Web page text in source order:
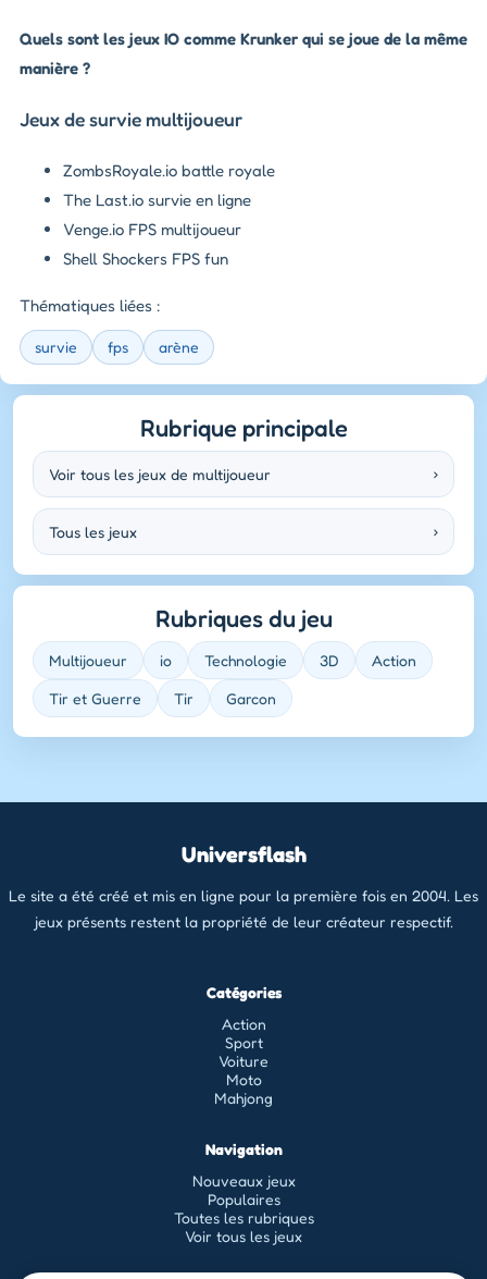
Quels sont les jeux IO comme Krunker qui se joue de la même
manière ?
Jeux de survie multijoueur
ZombsRoyale.io battle royale
The Last.io survie en ligne
Venge.io FPS multijoueur
Shell Shockers FPS fun
Thématiques liées :
survie fps arène
Rubrique principale
Voir tous les jeux de multijoueur ›
Tous les jeux ›
Rubriques du jeu
Multijoueur io Technologie 3D Action
Tir et Guerre Tir Garcon
Universflash
Le site a été créé et mis en ligne pour la première fois en 2004. Les
jeux présents restent la propriété de leur créateur respectif.
Catégories
Action
Sport
Voiture
Moto
Mahjong
Navigation
Nouveaux jeux
Populaires
Toutes les rubriques
Voir tous les jeux